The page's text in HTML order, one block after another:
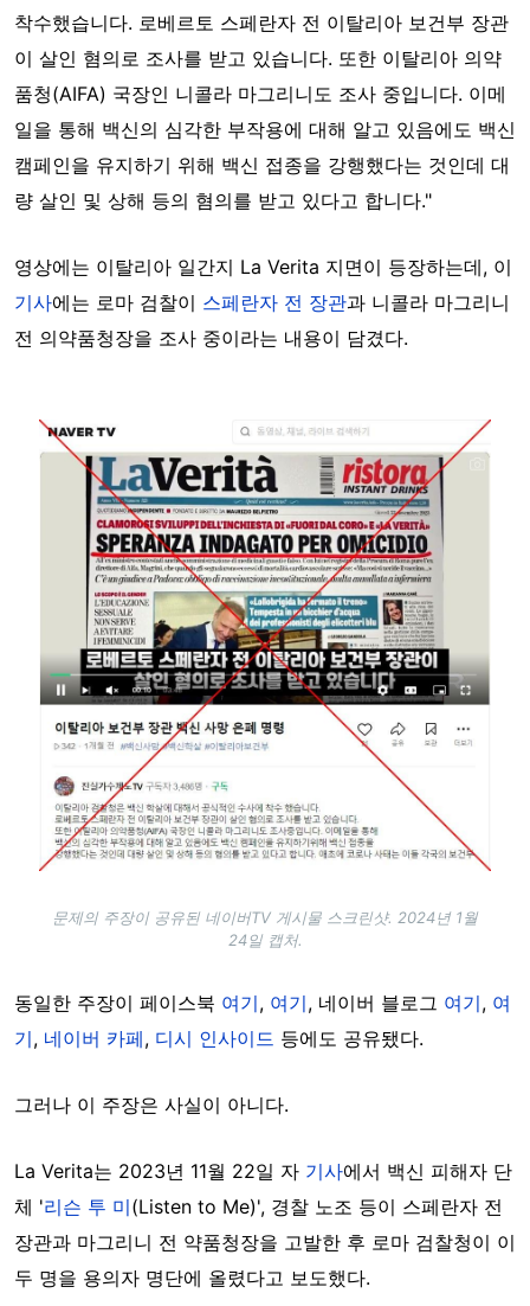
착수했습니다. 로베르토 스페란자 전 이탈리아 보건부 장관
이 살인 혐의로 조사를 받고 있습니다. 또한 이탈리아 의약
품청(AIFA) 국장인 니콜라 마그리니도 조사 중입니다. 이메
일을 통해 백신의 심각한 부작용에 대해 알고 있음에도 백신
캠페인을 유지하기 위해 백신 접종을 강행했다는 것인데 대
량 살인 및 상해 등의 혐의를 받고 있다고 합니다."
영상에는 이탈리아 일간지 La Verita 지면이 등장하는데, 이
기사에는 로마 검찰이 스페란자 전 장관과 니콜라 마그리니
전 의약품청장을 조사 중이라는 내용이 담겼다.
Image
문제의 주장이 공유된 네이버TV 게시물 스크린샷. 2024년 1월
24일 캡처.
동일한 주장이 페이스북 여기, 여기, 네이버 블로그 여기, 여
기, 네이버 카페, 디시 인사이드 등에도 공유됐다.
그러나 이 주장은 사실이 아니다.
La Verita는 2023년 11월 22일 자 기사에서 백신 피해자 단
체 '리슨 투 미(Listen to Me)', 경찰 노조 등이 스페란자 전
장관과 마그리니 전 약품청장을 고발한 후 로마 검찰청이 이
두 명을 용의자 명단에 올렸다고 보도했다.